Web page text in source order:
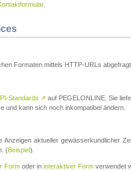
.
Formaten mittels HTTP-URLs
Standards ↗ auf PEGELONLINE. Sie
und kann sich noch inkompatibel ändern.
Anzeigen aktueller gewässerkundlicher
(Beispiel).
Form oder in interaktiver Form verwendet